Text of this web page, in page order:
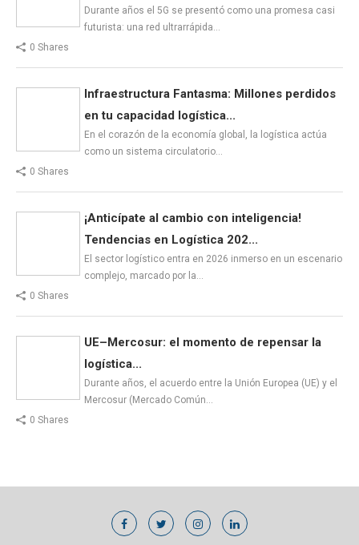
Durante años el 5G se presentó como una promesa casi
futurista: una red ultrarrápida…
0 Shares
Infraestructura Fantasma: Millones perdidos
en tu capacidad logística...
En el corazón de la economía global, la logística actúa
como un sistema circulatorio…
0 Shares
¡Anticípate al cambio con inteligencia!
Tendencias en Logística 202...
El sector logístico entra en 2026 inmerso en un escenario
complejo, marcado por la…
0 Shares
UE–Mercosur: el momento de repensar la
logística...
Durante años, el acuerdo entre la Unión Europea (UE) y el
Mercosur (Mercado Común…
0 Shares